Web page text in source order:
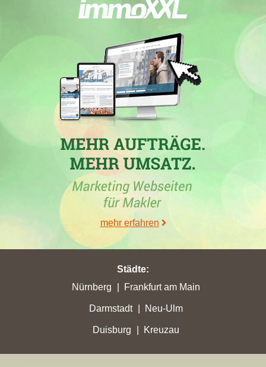
mehr erfahren
Städte:
Nürnberg
Frankfurt am Main
Darmstadt Neu-Ulm
Duisburg Kreuzau